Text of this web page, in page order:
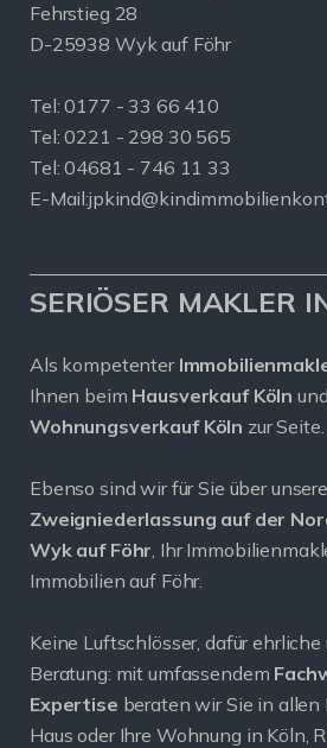
Fehrstieg 28
D-25938 Wyk auf Föhr
Tel:0177 - 33 66 410
Tel: 0221 - 298 30 565
Tel: 04681 - 746 11 33
E-Mail:
SERIÖSER MAKLER
Als kompetenter
Ihnen beim Hausverkauf Köln und
Wohnungsverkauf Köln zur Seite.
Ebenso sind wir für Sie über unsere
Zweigniederlassung auf der
Wyk auf Föhr, Ihr
Immobilien auf Föhr.
Keine Luftschlösser, dafür
Beratung: mit umfassendem
Expertise beraten wir Sie in allen
Haus oder Ihre Wohnung in Köln,